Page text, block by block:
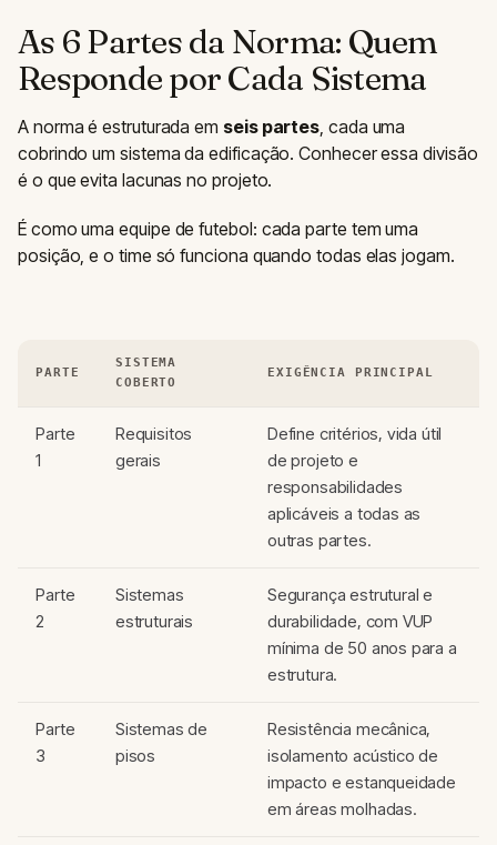
As 6 Partes da Norma: Quem
Responde por Cada Sistema
A norma é estruturada em seis partes , cada uma
cobrindo um sistema da edificação. Conhecer essa divisão
é o que evita lacunas no projeto.
É como uma equipe de futebol: cada parte tem uma
posição, e o time só funciona quando todas elas jogam.
PARTE
SISTEMA
COBERTO
EXIGÊNCIA PRINCIPAL
Parte
1
Requisitos
gerais
Define critérios, vida útil
de projeto e
responsabilidades
aplicáveis a todas as
outras partes.
Parte
2
Sistemas
estruturais
Segurança estrutural e
durabilidade, com VUP
mínima de 50 anos para a
estrutura.
Parte
3
Sistemas de
pisos
Resistência mecânica,
isolamento acústico de
impacto e estanqueidade
em áreas molhadas.